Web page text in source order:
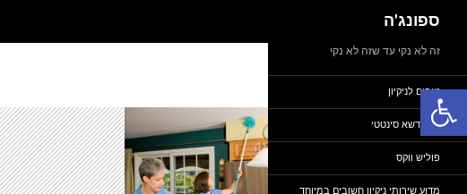
פתח סרגל נגישות
לדלג
לתוכן
ספונג'ה
זה לא נקי עד שזה לא נקי
טיפים לניקיון
ניקוי דשא סינטטי
פוליש ווקס
מדוע שירותי ניקיון חשובים במיוחד